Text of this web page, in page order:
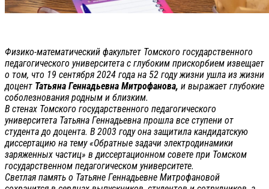
Физико-математический факультет Томского государственного
педагогического университета с глубоким прискорбием извещает
о том, что 19 сентября 2024 года на 52 году жизни ушла из жизни
доцент Татьяна Геннадьевна Митрофанова, и выражает глубокие
соболезнования родным и близким.
В стенах Томского государственного педагогического
университета Татьяна Геннадьевна прошла все ступени от
студента до доцента. В 2003 году она защитила кандидатскую
диссертацию на тему «Обратные задачи электродинамики
заряженных частиц» в диссертационном совете при Томском
государственном педагогическом университете.
Светлая память о Татьяне Геннадьевне Митрофановой